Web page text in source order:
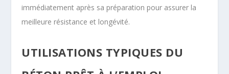
immédiatement après sa préparation pour assurer la
meilleure résistance et longévité.
UTILISATIONS TYPIQUES DU